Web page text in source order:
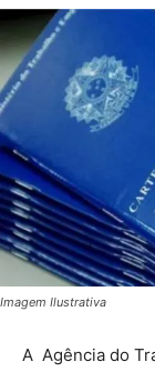
Imagem Ilustrativa
A Agência do